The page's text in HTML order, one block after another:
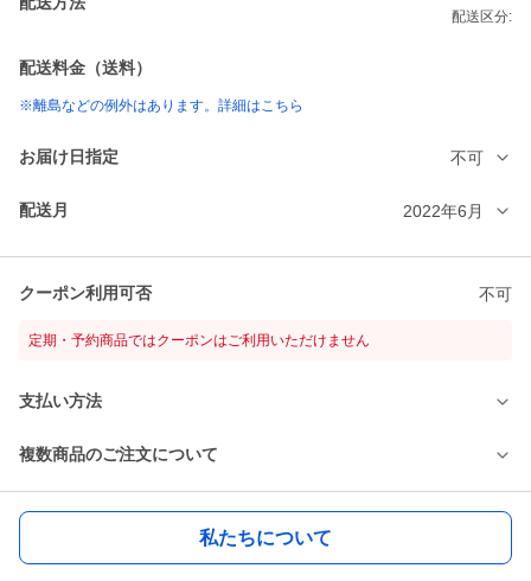
配送区分:
配送料金（送料）
※離島などの例外はあります。詳細はこちら
お届け日指定 不可
配送月 2022年6月
クーポン利用可否 不可
定期・予約商品ではクーポンはご利用いただけません
支払い方法
複数商品のご注文について
私たちについて